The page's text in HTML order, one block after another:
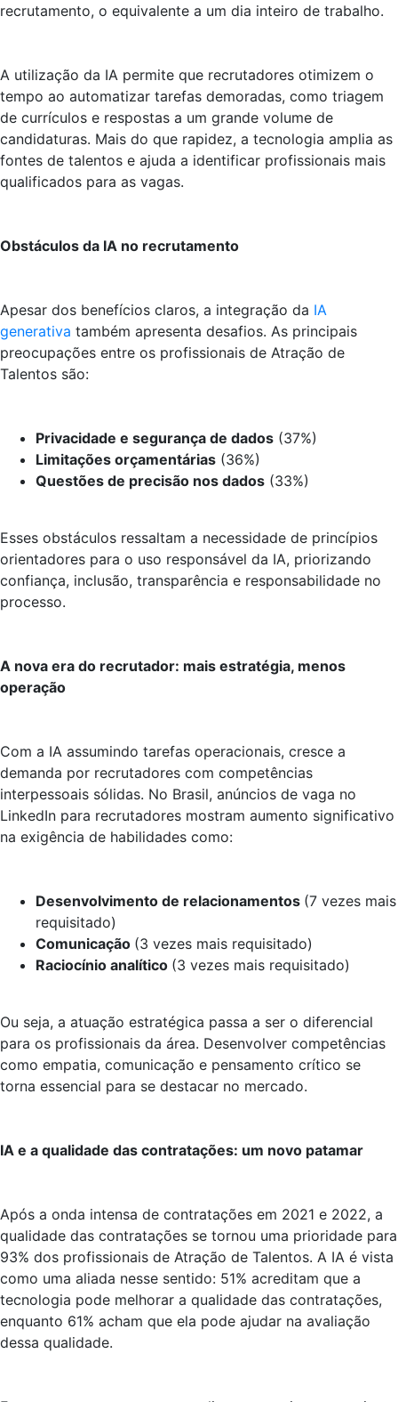
recrutamento, o equivalente a um dia inteiro de trabalho.
A utilização da IA permite que recrutadores otimizem o
tempo ao automatizar tarefas demoradas, como triagem
de currículos e respostas a um grande volume de
candidaturas. Mais do que rapidez, a tecnologia amplia as
fontes de talentos e ajuda a identificar profissionais mais
qualificados para as vagas.
Obstáculos da IA no recrutamento
Apesar dos benefícios claros, a integração da IA
generativa também apresenta desafios. As principais
preocupações entre os profissionais de Atração de
Talentos são:
Privacidade e segurança de dados (37%)
Limitações orçamentárias (36%)
Questões de precisão nos dados (33%)
Esses obstáculos ressaltam a necessidade de princípios
orientadores para o uso responsável da IA, priorizando
confiança, inclusão, transparência e responsabilidade no
processo.
A nova era do recrutador: mais estratégia, menos
operação
Com a IA assumindo tarefas operacionais, cresce a
demanda por recrutadores com competências
interpessoais sólidas. No Brasil, anúncios de vaga no
LinkedIn para recrutadores mostram aumento significativo
na exigência de habilidades como:
Desenvolvimento de relacionamentos (7 vezes mais
requisitado)
Comunicação (3 vezes mais requisitado)
Raciocínio analítico (3 vezes mais requisitado)
Ou seja, a atuação estratégica passa a ser o diferencial
para os profissionais da área. Desenvolver competências
como empatia, comunicação e pensamento crítico se
torna essencial para se destacar no mercado.
IA e a qualidade das contratações: um novo patamar
Após a onda intensa de contratações em 2021 e 2022, a
qualidade das contratações se tornou uma prioridade para
93% dos profissionais de Atração de Talentos. A IA é vista
como uma aliada nesse sentido: 51% acreditam que a
tecnologia pode melhorar a qualidade das contratações,
enquanto 61% acham que ela pode ajudar na avaliação
dessa qualidade.